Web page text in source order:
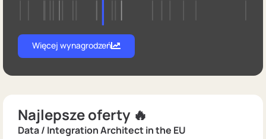
Więcej wynagrodzeń
Najlepsze oferty 🔥
Data / Integration Architect in the EU